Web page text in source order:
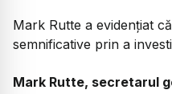
Mark Rutte a evidențiat
semnificative prin a
Mark Rutte, secretarul